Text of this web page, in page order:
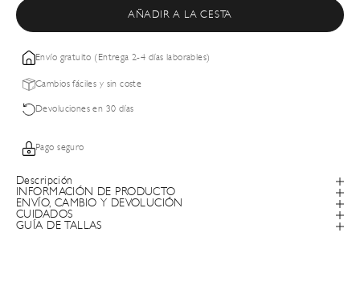
AÑADIR A LA CESTA
Envío gratuito (Entrega 2-4 días laborables)
Cambios fáciles y sin coste
Devoluciones en 30 días
Pago seguro
Descripción
INFORMACIÓN DE PRODUCTO
ENVÍO, CAMBIO Y DEVOLUCIÓN
CUIDADOS
GUÍA DE TALLAS